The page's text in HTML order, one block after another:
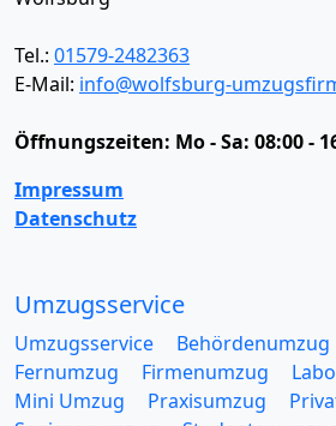
Tel.: 01579-2482363
E-Mail: info@wolfsburg-
Öffnungszeiten: Mo - Sa: 08:00 -
Impressum
Datenschutz
Umzugsservice
Umzugsservice Behördenumzug
Fernumzug
Firmenumzug
Mini Umzug
Praxisumzug